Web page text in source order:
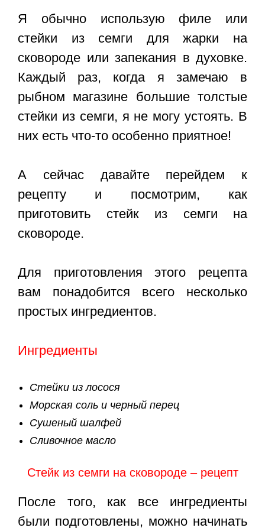
Я обычно использую филе или
стейки из семги для жарки на
сковороде или запекания в духовке.
Каждый раз, когда я замечаю в
рыбном магазине большие толстые
стейки из семги, я не могу устоять. В
них есть что-то особенно приятное!
А сейчас давайте перейдем к
рецепту и посмотрим, как
приготовить стейк из семги на
сковороде.
Для приготовления этого рецепта
вам понадобится всего несколько
простых ингредиентов.
Ингредиенты
Стейки из лосося
Морская соль и черный перец
Сушеный шалфей
Сливочное масло
Стейк из семги на сковороде – рецепт
После того, как все ингредиенты
были подготовлены, можно начинать